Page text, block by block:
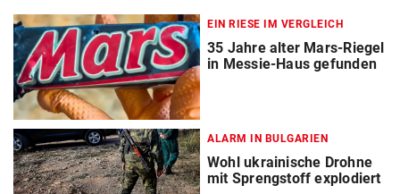
EIN RIESE IM VERGLEICH
35 Jahre alter Mars-Riegel
in Messie-Haus gefunden
ALARM IN BULGARIEN
Wohl ukrainische Drohne
mit Sprengstoff explodiert